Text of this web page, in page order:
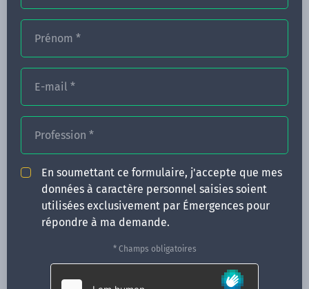
Prénom *
E-mail *
Profession *
En soumettant ce formulaire, j'accepte que mes
données à caractère personnel saisies soient
utilisées exclusivement par Émergences pour
répondre à ma demande.
* Champs obligatoires
CONGRÈS
ACTUALITÉS
INFOS PRATIQUES
Qui sommes-nous ?
CONTACT
35000 Rennes
02 99 05 25 47